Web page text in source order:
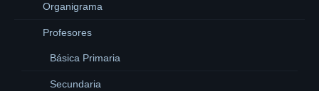
Organigrama
Profesores
Básica Primaria
Secundaria